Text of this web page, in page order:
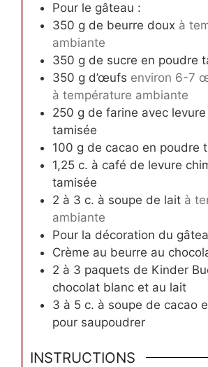
Pour le gâteau :
350 g de beurre doux à
ambiante
350 g de sucre en poudre
350 g d’œufs environ 6-7
à température ambiante
250 g de farine avec
tamisée
100 g de cacao en poudre
1,25 c. à café de levure
tamisée
2 à 3 c. à soupe de lait à
ambiante
Pour la décoration du
Crème au beurre au
2 à 3 paquets de Kinder
chocolat blanc et au lait
3 à 5 c. à soupe de cacao
pour saupoudrer
INSTRUCTIONS